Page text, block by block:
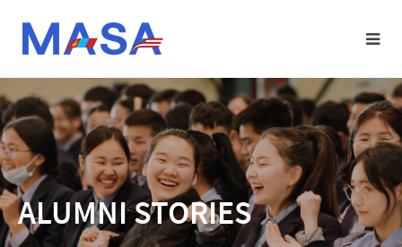
ALUMNI STORIES